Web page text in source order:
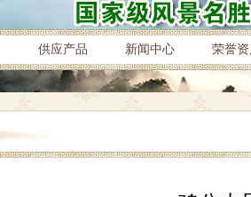
供应产品 新闻中心 荣誉